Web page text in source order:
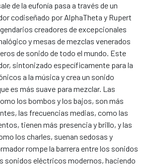
de la eufonía pasa a través de un
codiseñado por AlphaTheta y Rupert
creadores de excepcionales
y mesas de mezclas venerados
de sonido de todo el mundo. Este
sintonizado específicamente para la
a la música y crea un sonido
es más suave para mezclar. Las
los bombos y los bajos, son más
las frecuencias medias, como las
tienen más presencia y brillo, y las
los charles, suenan sedosas y
rompe la barrera entre los sonidos
sonidos eléctricos modernos, haciendo